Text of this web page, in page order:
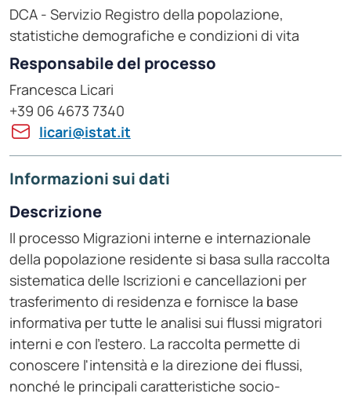
DCA - Servizio Registro della popolazione,
statistiche demografiche e condizioni di vita
Responsabile del processo
Francesca Licari
+39 06 4673 7340
licari@istat.it
Informazioni sui dati
Descrizione
Il processo Migrazioni interne e internazionale
della popolazione residente si basa sulla raccolta
sistematica delle Iscrizioni e cancellazioni per
trasferimento di residenza e fornisce la base
informativa per tutte le analisi sui flussi migratori
interni e con l'estero. La raccolta permette di
conoscere l'intensità e la direzione dei flussi,
nonché le principali caratteristiche socio-